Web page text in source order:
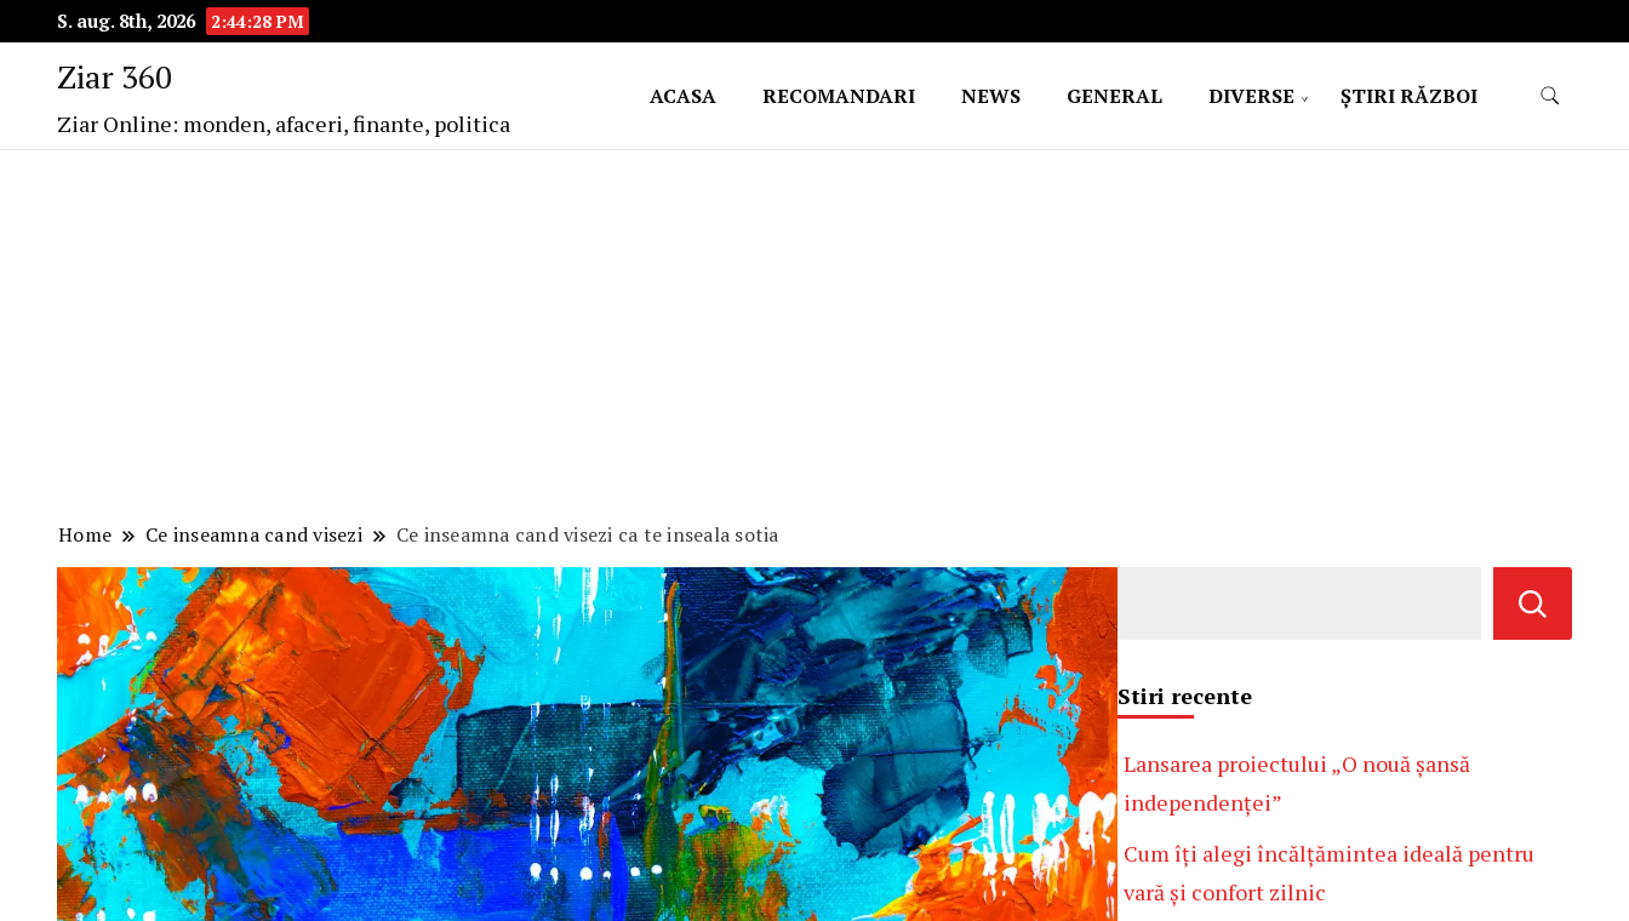
S. aug. 8th, 2026 2:44:28 PM
Ziar 360
Ziar Online: monden, afaceri, finante, politica
ACASA RECOMANDARI NEWS GENERAL DIVERSE ŞTIRI RĂZBOI
Home Ce inseamna cand visezi Ce inseamna cand visezi ca te inseala sotia
Stiri recente
Lansarea proiectului „O nouă șansă
independenței”
Cum îți alegi încălțămintea ideală pentru
vară și confort zilnic